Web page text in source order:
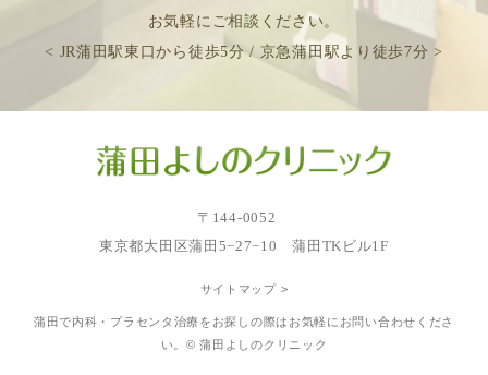
お気軽にご相談ください。
< JR蒲田駅東口から徒歩5分 / 京急蒲田駅より徒歩7分 >
〒144-0052
東京都大田区蒲田5−27−10 蒲田TKビル1F
サイトマップ >
蒲田で内科・プラセンタ治療をお探しの際はお気軽にお問い合わせくださ
い。© 蒲田よしのクリニック